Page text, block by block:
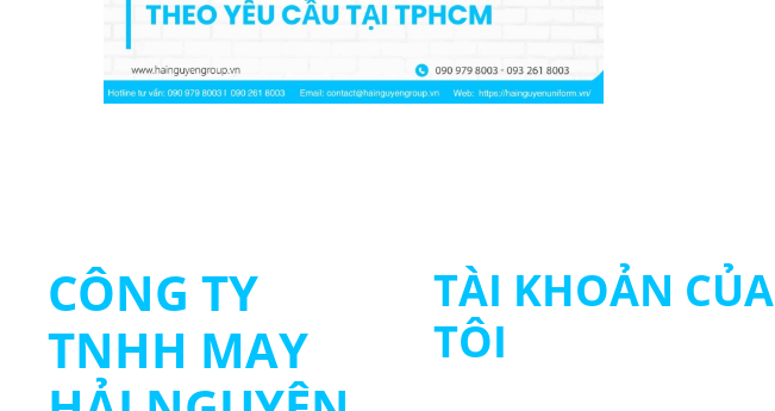
CÔNG TY
TNHH MAY
TÀI KHOẢN CỦA
TÔI